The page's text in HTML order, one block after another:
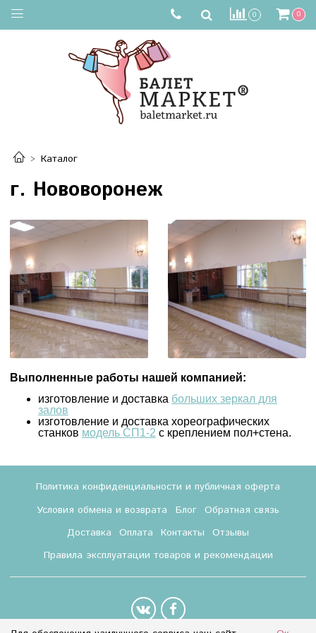
0 0
Каталог
г. Нововоронеж
Выполненные работы нашей компанией:
изготовление и доставка больших зеркал для
залов
изготовление и доставка хореографических
станков модель СП1-2 с креплением пол+стена.
Политика конфиденциальности и публичная оферта
Условия обмена и возврата
Блог Обратная связь
Доставка Оплата Контакты
Отзывы
Правила эксплуатации товаров и рекомендации